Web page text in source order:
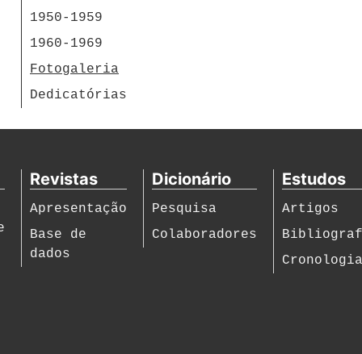
1950-1959
1960-1969
Fotogaleria
Dedicatórias
Revistas
Apresentação
Base de
dados
Dicionário
Pesquisa
Colaboradores
Estudos
Artigos